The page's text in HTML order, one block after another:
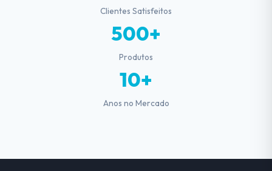
Clientes Satisfeitos
500+
Produtos
10+
Anos no Mercado